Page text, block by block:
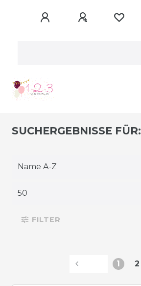
SUCHERGEBNISSE FÜR:
FILTER
1 2